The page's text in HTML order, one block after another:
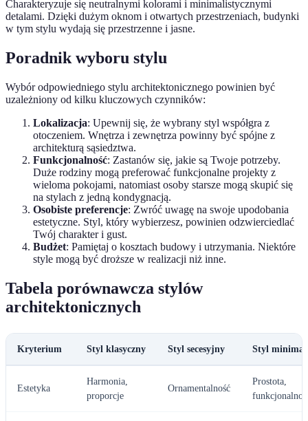
Charakteryzuje się neutralnymi kolorami i minimalistycznymi
detalami. Dzięki dużym oknom i otwartych przestrzeniach, budynki
w tym stylu wydają się przestrzenne i jasne.
Poradnik wyboru stylu
Wybór odpowiedniego stylu architektonicznego powinien być
uzależniony od kilku kluczowych czynników:
Lokalizacja: Upewnij się, że wybrany styl współgra z
otoczeniem. Wnętrza i zewnętrza powinny być spójne z
architekturą sąsiedztwa.
Funkcjonalność: Zastanów się, jakie są Twoje potrzeby.
Duże rodziny mogą preferować funkcjonalne projekty z
wieloma pokojami, natomiast osoby starsze mogą skupić się
na stylach z jedną kondygnacją.
Osobiste preferencje: Zwróć uwagę na swoje upodobania
estetyczne. Styl, który wybierzesz, powinien odzwierciedlać
Twój charakter i gust.
Budżet: Pamiętaj o kosztach budowy i utrzymania. Niektóre
style mogą być droższe w realizacji niż inne.
Tabela porównawcza stylów
architektonicznych
Kryterium Styl klasyczny Styl secesyjny Styl
Estetyka
Harmonia,
proporcje
Ornamentalność
Prostota,